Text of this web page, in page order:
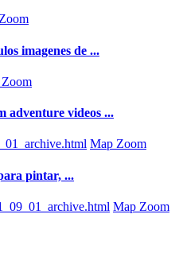
imagenes de ...
adventure videos ...
Map Zoom
pintar, ...
Map Zoom